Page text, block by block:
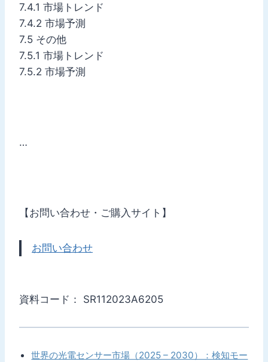
7.4.1 市場トレンド
7.4.2 市場予測
7.5 その他
7.5.1 市場トレンド
7.5.2 市場予測
…
【お問い合わせ・ご購入サイト】
お問い合わせ
資料コード： SR112023A6205
世界の光電センサー市場（2025 – 2030）：検知モー